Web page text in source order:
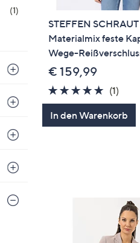
(1)
STEFFEN
Materialmix feste
Wege-
€ 159,99
5.0
von
5
(1)1
In den Warenkorb